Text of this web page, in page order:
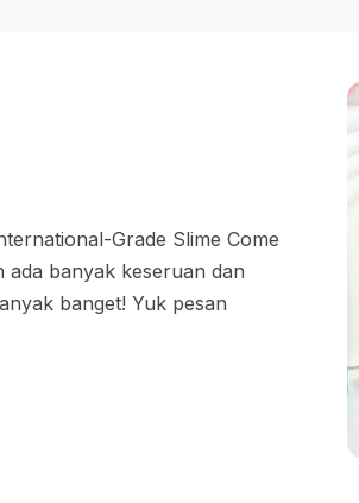
Grade Slime Come
banyak keseruan dan
banget! Yuk pesan